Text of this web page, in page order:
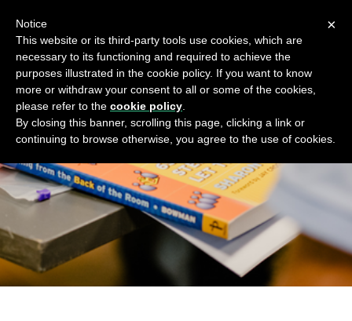
×
Notice
This website or its third-party tools use cookies, which are
necessary to its functioning and required to achieve the
purposes illustrated in the cookie policy. If you want to know
more or withdraw your consent to all or some of the cookies,
please refer to the cookie policy
By closing this banner, scrolling this page, clicking a link or
continuing to browse otherwise, you agree to the use of cookies.